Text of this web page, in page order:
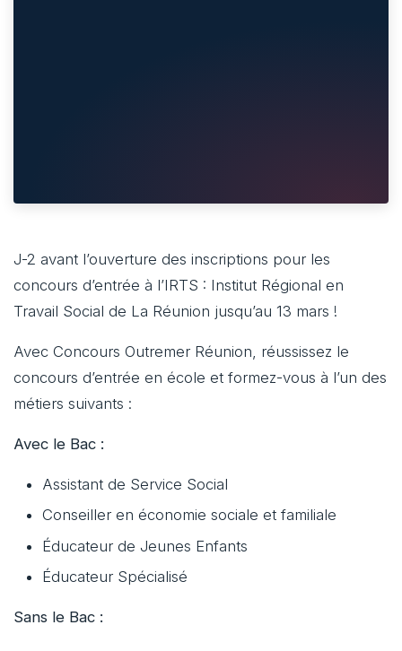
J-2 avant l’ouverture des inscriptions pour les
concours d’entrée à l’IRTS : Institut Régional en
Travail Social de La Réunion jusqu’au 13 mars !
Avec Concours Outremer Réunion, réussissez le
concours d’entrée en école et formez-vous à l’un des
métiers suivants :
Avec le Bac :
Assistant de Service Social
Conseiller en économie sociale et familiale
Éducateur de Jeunes Enfants
Éducateur Spécialisé
Sans le Bac :